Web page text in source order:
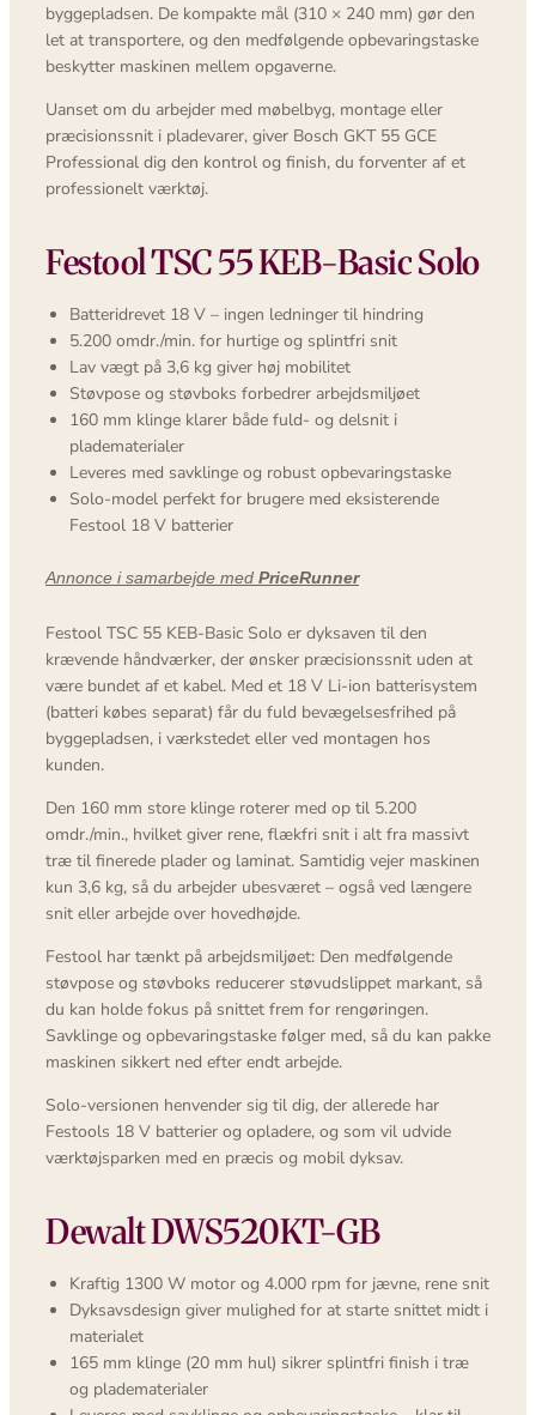
byggepladsen. De kompakte mål (310 × 240 mm) gør den
let at transportere, og den medfølgende opbevaringstaske
beskytter maskinen mellem opgaverne.
Uanset om du arbejder med møbelbyg, montage eller
præcisionssnit i pladevarer, giver Bosch GKT 55 GCE
Professional dig den kontrol og finish, du forventer af et
professionelt værktøj.
Festool TSC 55 KEB-Basic Solo
Batteridrevet 18 V – ingen ledninger til hindring
5.200 omdr./min. for hurtige og splintfri snit
Lav vægt på 3,6 kg giver høj mobilitet
Støvpose og støvboks forbedrer arbejdsmiljøet
160 mm klinge klarer både fuld- og delsnit i
pladematerialer
Leveres med savklinge og robust opbevaringstaske
Solo-model perfekt for brugere med eksisterende
Festool 18 V batterier
Annonce i samarbejde med PriceRunner
Festool TSC 55 KEB-Basic Solo er dyksaven til den
krævende håndværker, der ønsker præcisionssnit uden at
være bundet af et kabel. Med et 18 V Li-ion batterisystem
(batteri købes separat) får du fuld bevægelsesfrihed på
byggepladsen, i værkstedet eller ved montagen hos
kunden.
Den 160 mm store klinge roterer med op til 5.200
omdr./min., hvilket giver rene, flækfri snit i alt fra massivt
træ til finerede plader og laminat. Samtidig vejer maskinen
kun 3,6 kg, så du arbejder ubesværet – også ved længere
snit eller arbejde over hovedhøjde.
Festool har tænkt på arbejdsmiljøet: Den medfølgende
støvpose og støvboks reducerer støvudslippet markant, så
du kan holde fokus på snittet frem for rengøringen.
Savklinge og opbevaringstaske følger med, så du kan pakke
maskinen sikkert ned efter endt arbejde.
Solo-versionen henvender sig til dig, der allerede har
Festools 18 V batterier og opladere, og som vil udvide
værktøjsparken med en præcis og mobil dyksav.
Dewalt DWS520KT-GB
Kraftig 1300 W motor og 4.000 rpm for jævne, rene snit
Dyksavsdesign giver mulighed for at starte snittet midt i
materialet
165 mm klinge (20 mm hul) sikrer splintfri finish i træ
og pladematerialer